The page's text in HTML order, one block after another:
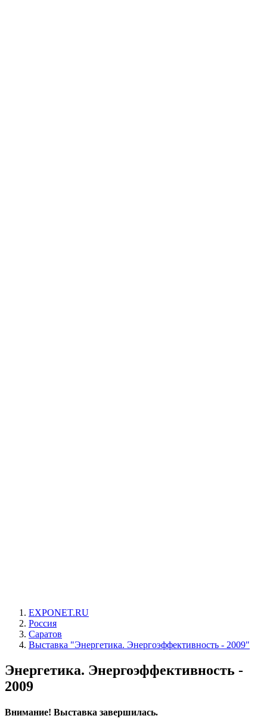
EXPONET.RU
Россия
Саратов
Выставка "Энергетика. Энергоэффективность - 2009"
Энергетика. Энергоэффективность -
2009
Внимание! Выставка завершилась.